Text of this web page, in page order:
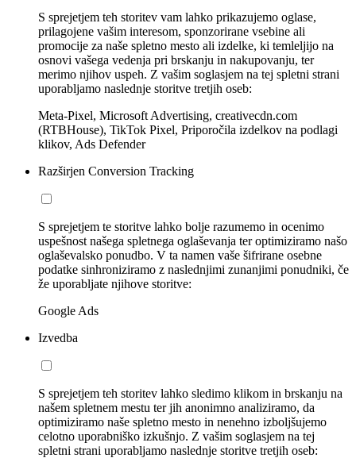
S sprejetjem teh storitev vam lahko prikazujemo oglase,
prilagojene vašim interesom, sponzorirane vsebine ali
promocije za naše spletno mesto ali izdelke, ki temleljijo na
osnovi vašega vedenja pri brskanju in nakupovanju, ter
merimo njihov uspeh. Z vašim soglasjem na tej spletni strani
uporabljamo naslednje storitve tretjih oseb:
Meta-Pixel, Microsoft Advertising, creativecdn.com
(RTBHouse), TikTok Pixel, Priporočila izdelkov na podlagi
klikov, Ads Defender
Razširjen Conversion Tracking
S sprejetjem te storitve lahko bolje razumemo in ocenimo
uspešnost našega spletnega oglaševanja ter optimiziramo našo
oglaševalsko ponudbo. V ta namen vaše šifrirane osebne
podatke sinhroniziramo z naslednjimi zunanjimi ponudniki, če
že uporabljate njihove storitve:
Google Ads
Izvedba
S sprejetjem teh storitev lahko sledimo klikom in brskanju na
našem spletnem mestu ter jih anonimno analiziramo, da
optimiziramo naše spletno mesto in nenehno izboljšujemo
celotno uporabniško izkušnjo. Z vašim soglasjem na tej
spletni strani uporabljamo naslednje storitve tretjih oseb: